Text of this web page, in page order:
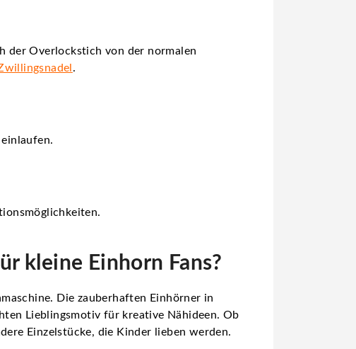
der Overlockstich von der normalen
.
kleine Einhorn Fans?
Die zauberhaften Einhörner in
Lieblingsmotiv für kreative Nähideen. Ob
Einzelstücke, die Kinder lieben werden.